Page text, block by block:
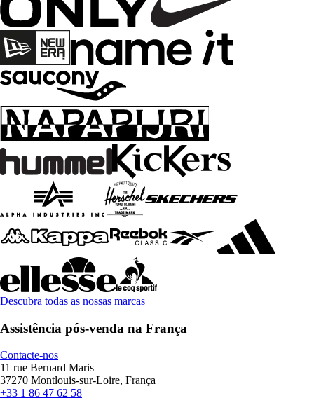
Descubra todas as nossas marcas
Assistência pós-venda na França
Contacte-nos
11 rue Bernard Maris
37270 Montlouis-sur-Loire, França
+33 1 86 47 62 58